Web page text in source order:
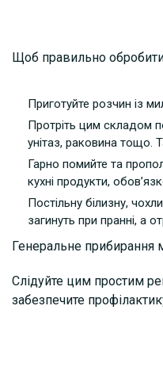
Щоб правильно обробити
Приготуйте розчин із
Протріть цим складом
унітаз, раковина тощо.
Гарно помийте та
кухні продукти,
Постільну білизну,
загинуть при пранні, а
Генеральне прибирання
Слідуйте цим простим
забезпечите